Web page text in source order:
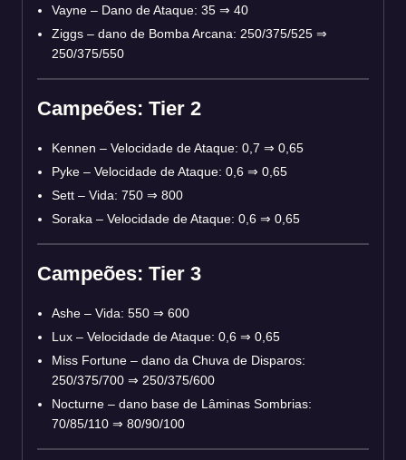
Vayne – Dano de Ataque: 35 ⇒ 40
Ziggs – dano de Bomba Arcana: 250/375/525 ⇒
250/375/550
Campeões: Tier 2
Kennen – Velocidade de Ataque: 0,7 ⇒ 0,65
Pyke – Velocidade de Ataque: 0,6 ⇒ 0,65
Sett – Vida: 750 ⇒ 800
Soraka – Velocidade de Ataque: 0,6 ⇒ 0,65
Campeões: Tier 3
Ashe – Vida: 550 ⇒ 600
Lux – Velocidade de Ataque: 0,6 ⇒ 0,65
Miss Fortune – dano da Chuva de Disparos:
250/375/700 ⇒ 250/375/600
Nocturne – dano base de Lâminas Sombrias:
70/85/110 ⇒ 80/90/100